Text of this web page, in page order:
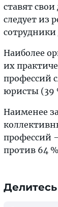
ставят
следует из
сотрудники
Наиболее
их
профессий
юристы (39
Наименее
профессий
против 64